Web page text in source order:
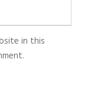
in this